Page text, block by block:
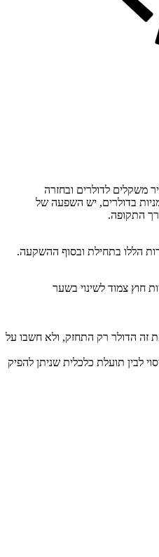
משקלים לדולרים ובחזרה
בדולרים, יש השפעה של
התקופה.
הללו בתחילת ובסוף ההשקעה.
חוץ צמוד לשינוי בשער
זה הדולר רק התחזק, ולא חשבו על
לבין תועלת כלכלית שניתן להפיק